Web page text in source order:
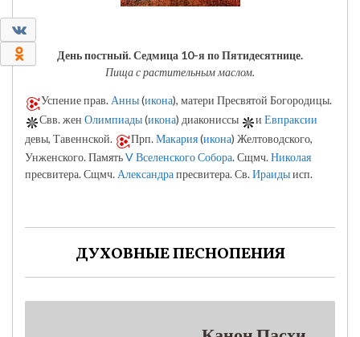
0День постный.Седмица 10-я по Пятидесятнице.
Пища с растительным маслом.
Успение прав. Анны(икона), матери Пресвятой Богородицы.
Свв. жен Олимпиады(икона) диакониссы и Евпраксии
девы, Тавеннской.
Прп.Макария(икона) Желтоводского,
Унженского. ПамятьV Вселенского Собора. Сщмч.Николая
пресвитера. Сщмч.Александрапресвитера. Св.Ираидыисп.
ДУХОВНЫЕ ПЕСНОПЕНИЯ